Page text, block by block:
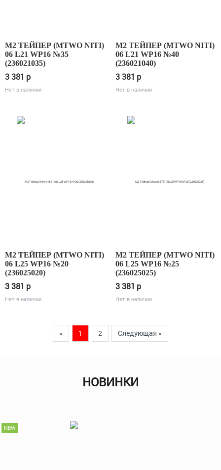
М2 ТЕЙПЕР (MTWO NITI)
06 L21 WP16 №35
(236021035)
3 381 p
Нет в наличии
М2 ТЕЙПЕР (MTWO NITI)
06 L21 WP16 №40
(236021040)
3 381 p
Нет в наличии
М2 ТЕЙПЕР (MTWO NITI)
06 L25 WP16 №20
(236025020)
3 381 p
Нет в наличии
М2 ТЕЙПЕР (MTWO NITI)
06 L25 WP16 №25
(236025025)
3 381 p
Нет в наличии
« Previous
1 2 Следующая »
НОВИНКИ
NEW